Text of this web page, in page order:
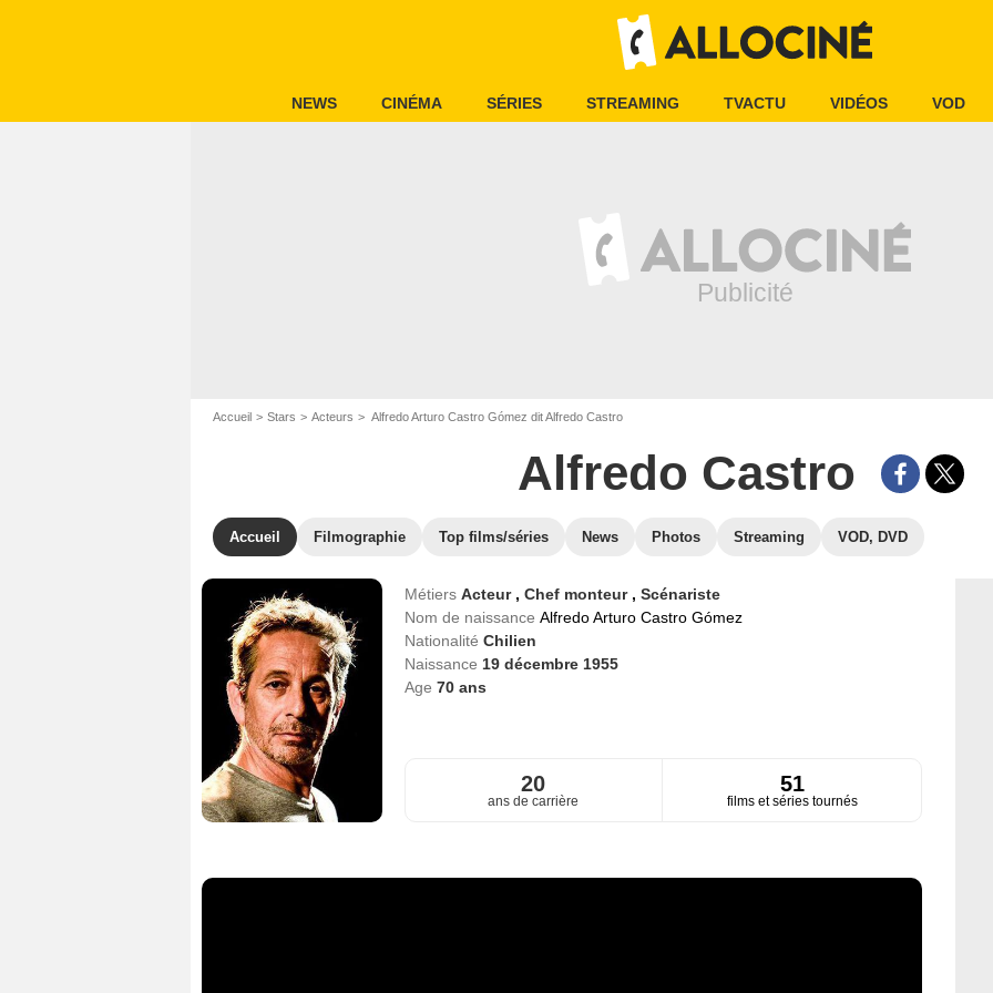
NEWS CINÉMA SÉRIES STREAMING TVACTU VIDÉOS VOD
Accueil Stars Acteurs Alfredo Arturo Castro Gómez dit Alfredo Castro
Alfredo Castro
Accueil Filmographie Top films/séries News Photos Streaming VOD, DVD
Métiers Acteur , Chef monteur , Scénariste
Nom de naissance Alfredo Arturo Castro Gómez
Nationalité Chilien
Naissance 19 décembre 1955
Age 70ans
20
ans de carrière
51
films et séries tournés